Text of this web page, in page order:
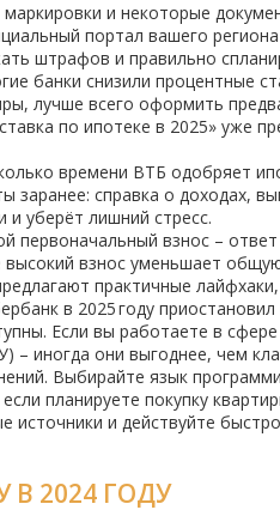
и некоторые
портал вашего
штрафов и правильно
банки снизили процентные
лучше всего оформить
по ипотеке в 2025» уже
времени ВТБ одобряет
справка о доходах,
и уберёт лишний стресс.
первоначальный взнос –
взнос уменьшает
практичные
в 2025 году
Если вы работаете в
– иногда они выгоднее, чем
Выбирайте язык
планируете покупку
источники и действуйте
2024 ГОДУ